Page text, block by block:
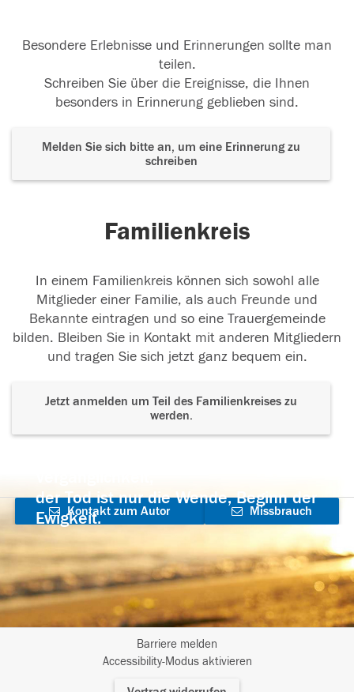
Besondere Erlebnisse und Erinnerungen sollte man
teilen.
Schreiben Sie über die Ereignisse, die Ihnen
besonders in Erinnerung geblieben sind.
Melden Sie sich bitte an, um eine Erinnerung zu
schreiben
Familienkreis
In einem Familienkreis können sich sowohl alle
Mitglieder einer Familie, als auch Freunde und
Bekannte eintragen und so eine Trauergemeinde
bilden. Bleiben Sie in Kontakt mit anderen Mitgliedern
und tragen Sie sich jetzt ganz bequem ein.
Jetzt anmelden um Teil des Familienkreises zu
werden.
der Tod ist nur die Wende, Beginn der
Ewigkeit.
Kontakt zum Autor
aufnehmen
Missbrauch
Barriere melden
Accessibility-Modus aktivieren